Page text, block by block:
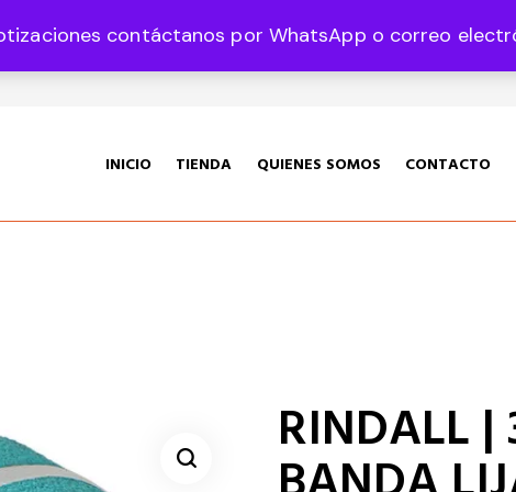
contáctanos por WhatsApp o correo
INICIO TIENDA QUIENES SOMOS CONTACTO
RINDALL |